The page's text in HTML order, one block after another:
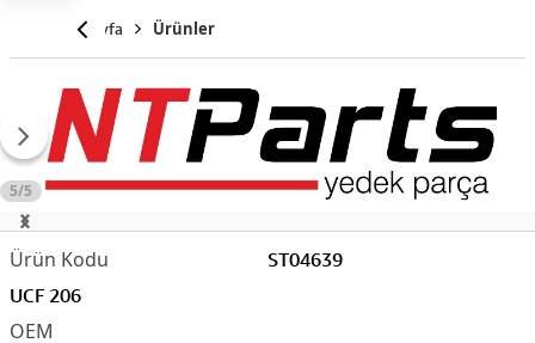
Anasayfa Ürünler
5/5
ST04639
UCF 206